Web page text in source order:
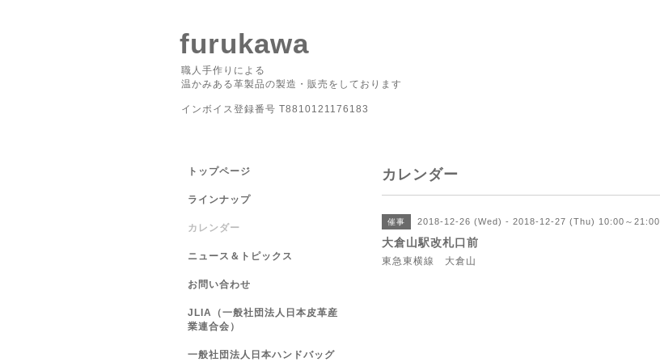
furukawa
職人手作りによる
温かみある革製品の製造・販売をしております
インボイス登録番号 T8810121176183
カレンダー
催事 2018-12-26 (Wed) - 2018-12-27 (Thu) 10:00～21:00
大倉山駅改札口前
東急東横線 大倉山
トップページ
ラインナップ
カレンダー
ニュース＆トピックス
お問い合わせ
JLIA（一般社団法人日本皮革産
業連合会）
一般社団法人日本ハンドバッグ